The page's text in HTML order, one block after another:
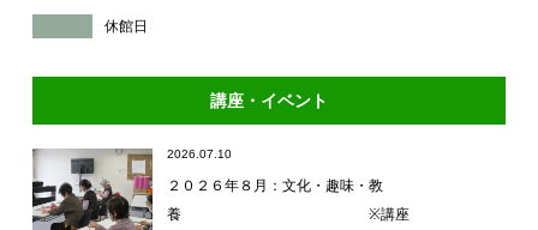
休館日
講座・イベント
2026.07.10
２０２６年８月：文化・趣味・教
養 ※講座